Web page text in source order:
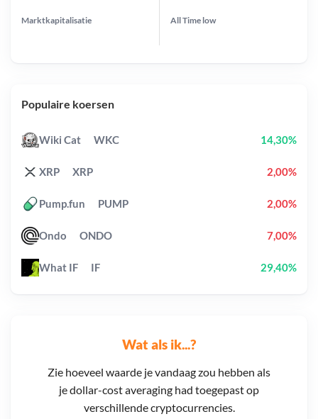
Wat als ik...?
Zie hoeveel waarde je vandaag zou hebben als
je dollar-cost averaging had toegepast op
verschillende cryptocurrencies.
Marktkapitalisatie All Time low
Populaire koersen
Wiki Cat WKC 14,30%
XRP XRP 2,00%
Pump.fun PUMP 2,00%
Ondo ONDO 7,00%
What IF IF 29,40%